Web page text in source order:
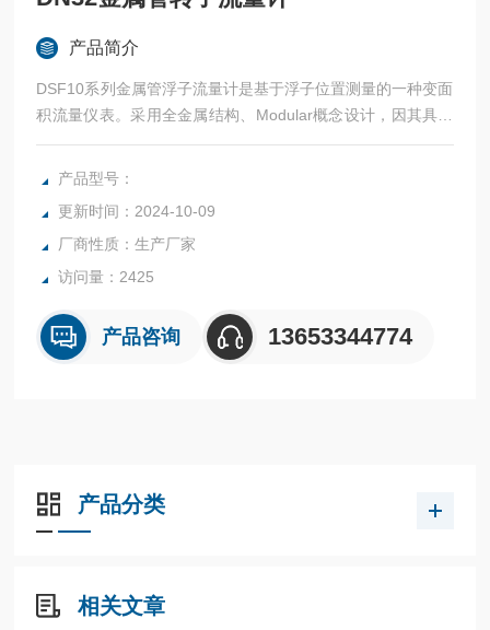
产品简介
DSF10系列金属管浮子流量计是基于浮子位置测量的一种变面
积流量仪表。采用全金属结构、Modular概念设计，因其具有
体积小、压损小、量程比大（10：1）、安装维护方便等特
点，故广泛应用于各行业复杂、恶劣环境下、对小流量、低流
DN32金属管转子流量计
产品型号：
更新时间：2024-10-09
厂商性质：生产厂家
访问量：2425
产品咨询 13653344774
产品分类
相关文章